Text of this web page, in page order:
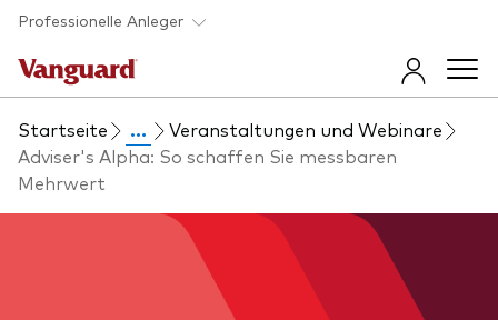
Skip to main content
Professionelle Anleger
Fonds und ETFs
Back to main menu
Insights und Events
Back to main menu
Beraterunterstützung
Startseite ...
Veranstaltungen und Webinare
Adviser's Alpha: So schaffen Sie messbaren
Mehrwert